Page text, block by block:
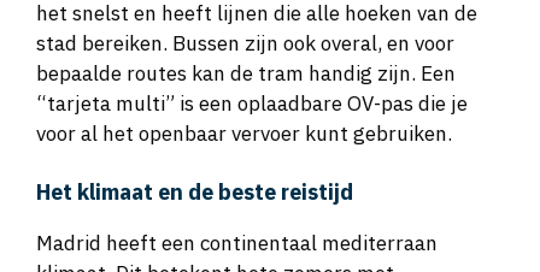
het snelst en heeft lijnen die alle hoeken van de
stad bereiken. Bussen zijn ook overal, en voor
bepaalde routes kan de tram handig zijn. Een
“tarjeta multi” is een oplaadbare OV-pas die je
voor al het openbaar vervoer kunt gebruiken.
Het klimaat en de beste reistijd
Madrid heeft een continentaal mediterraan